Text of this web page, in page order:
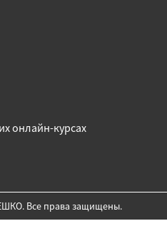
онлайн-курсах
Все права защищены.